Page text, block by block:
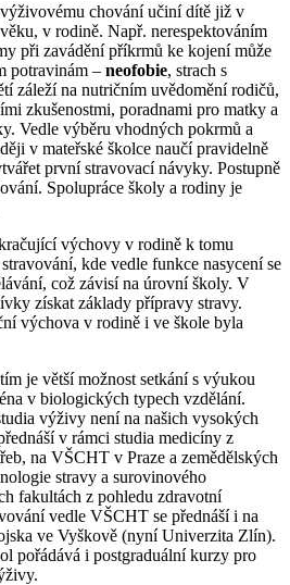
chování učiní dítě již v
v rodině. Např. nerespektováním
při zavádění příkrmů ke kojení může
potravinám – neofobie, strach s
záleží na nutričním uvědomění rodičů,
zkušenostmi, poradnami pro matky a
Vedle výběru vhodných pokrmů a
v mateřské školce naučí pravidelně
první stravovací návyky. Postupně
Spolupráce školy a rodiny je
výchovy v rodině k tomu
kde vedle funkce nasycení se
což závisí na úrovní školy. V
získat základy přípravy stravy.
výchova v rodině i ve škole byla
je větší možnost setkání s výukou
v biologických typech vzdělání.
výživy není na našich vysokých
v rámci studia medicíny z
na VŠCHT v Praze a zemědělských
stravy a surovinového
fakultách z pohledu zdravotní
vedle VŠCHT se přednáší i na
ve Vyškově (nyní Univerzita Zlín).
pořádává i postgraduální kurzy pro